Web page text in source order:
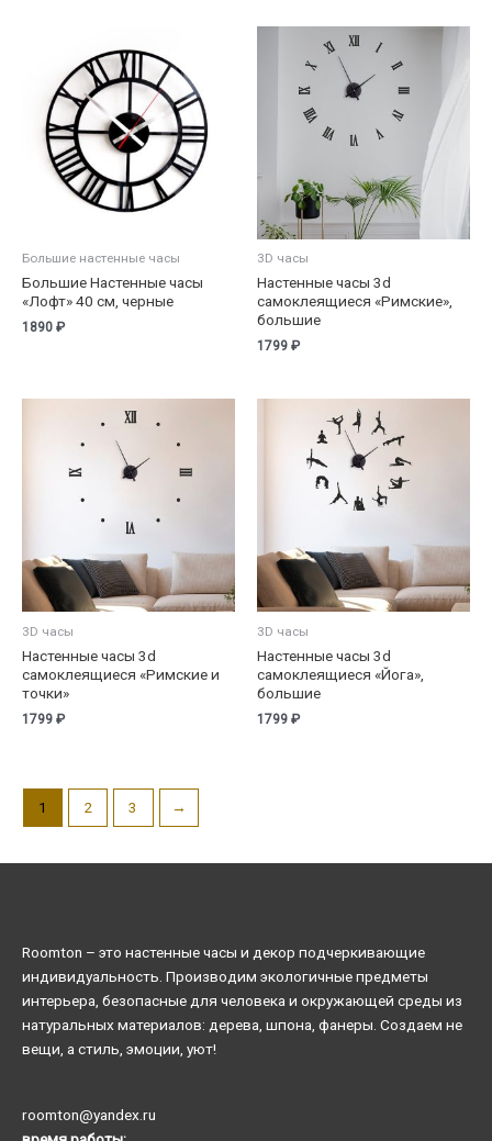
Большие настенные часы
Большие Настенные часы
«Лофт» 40 см, черные
1890 ₽
3D часы
Настенные часы 3d
самоклеящиеся «Римские»,
большие
1799 ₽
3D часы
Настенные часы 3d
самоклеящиеся «Римские и
точки»
1799 ₽
3D часы
Настенные часы 3d
самоклеящиеся «Йога»,
большие
1799 ₽
1 2 3 →
Roomton – это настенные часы и декор подчеркивающие
индивидуальность. Производим экологичные предметы
интерьера, безопасные для человека и окружающей среды из
натуральных материалов: дерева, шпона, фанеры. Создаем не
вещи, а стиль, эмоции, уют!
roomton@yandex.ru